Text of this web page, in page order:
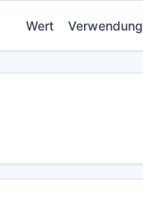
Wert Verwendung